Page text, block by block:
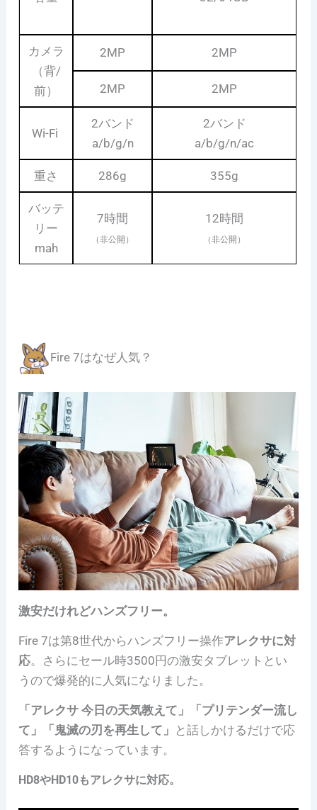
カメラ
（背/
前）
2MP 2MP
2MP 2MP
Wi-Fi
2バンド
a/b/g/n
2バンド
a/b/g/n/ac
重さ 286g 355g
バッテ
リー
mah
7時間
（非公開）
12時間
（非公開）
Fire 7はなぜ人気？
激安だけれどハンズフリー。
Fire 7は第8世代からハンズフリー操作アレクサに対
応。さらにセール時3500円の激安タブレットとい
うので爆発的に人気になりました。
「アレクサ 今日の天気教えて」「プリテンダー流し
て」「鬼滅の刃を再生して」 と話しかけるだけで応
答するようになっています。
HD8やHD10もアレクサに対応。